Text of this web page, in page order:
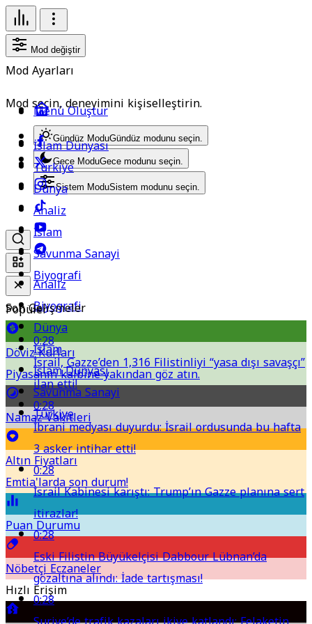
Mod değiştir
Mod Ayarları
Mod seçin, deneyimini kişiselleştirin.
Gündüz ModuGündüz modunu seçin.
Gece ModuGece modunu seçin.
Sistem ModuSistem modunu seçin.
Popüler
Döviz Kurları
Piyasanın kalbine yakından göz atın.
Namaz Vakitleri
Altın Fiyatları
Emtia'larda son durum!
Puan Durumu
Nöbetçi Eczaneler
Hızlı Erişim
Menü Oluştur
Analiz
Biyografi
Dünya
İslam
İslam Dünyası
Savunma Sanayi
Türkiye
İslam Dünyası
Türkiye
Dünya
Analiz
İslam
Savunma Sanayi
Biyografi
Son Gelişmeler
0:28
İsrail, Gazze’den 1,316 Filistinliyi “yasa dışı savaşçı”
ilan etti!
0:28
İbrani medyası duyurdu: İsrail ordusunda bu hafta
3 asker intihar etti!
0:28
İsrail Kabinesi karıştı: Trump’ın Gazze planına sert
itirazlar!
0:28
Eski Filistin Büyükelçisi Dabbour Lübnan’da
gözaltına alındı: İade tartışması!
0:28